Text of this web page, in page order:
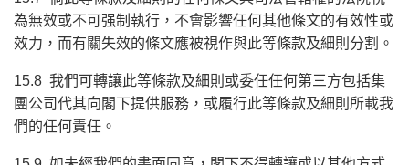
為無效或不可强制執行，不會影響任何其他條文的有效性或
效力，而有關失效的條文應被視作與此等條款及細則分割。
15.8 我們可轉讓此等條款及細則或委任任何第三方包括集
團公司代其向閣下提供服務，或履行此等條款及細則所載我
們的任何責任。